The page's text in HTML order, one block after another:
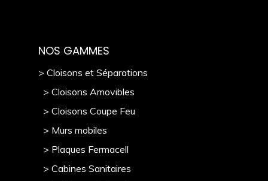
NOS GAMMES
> Cloisons et Séparations
> Cloisons Amovibles
> Cloisons Coupe Feu
> Murs mobiles
> Plaques Fermacell
> Cabines Sanitaires